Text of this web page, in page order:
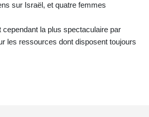
sur Israël, et quatre femmes
la plus spectaculaire par
les ressources dont disposent toujours